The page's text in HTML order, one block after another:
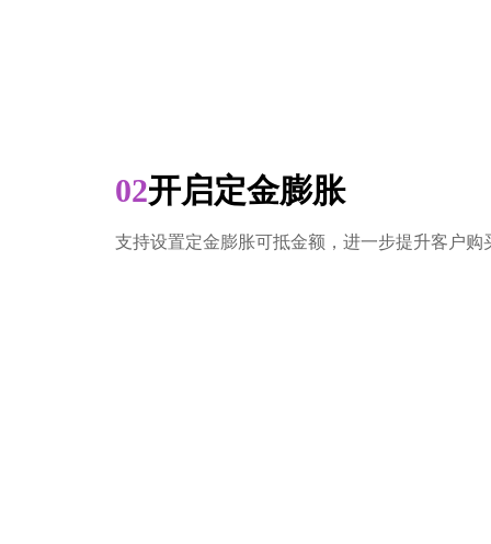
02开启定金膨胀
支持设置定金膨胀可抵金额，进一步提升客户购